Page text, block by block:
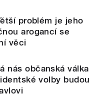
problém je jeho
arogancí se
věci
nás občanská válka
volby budou